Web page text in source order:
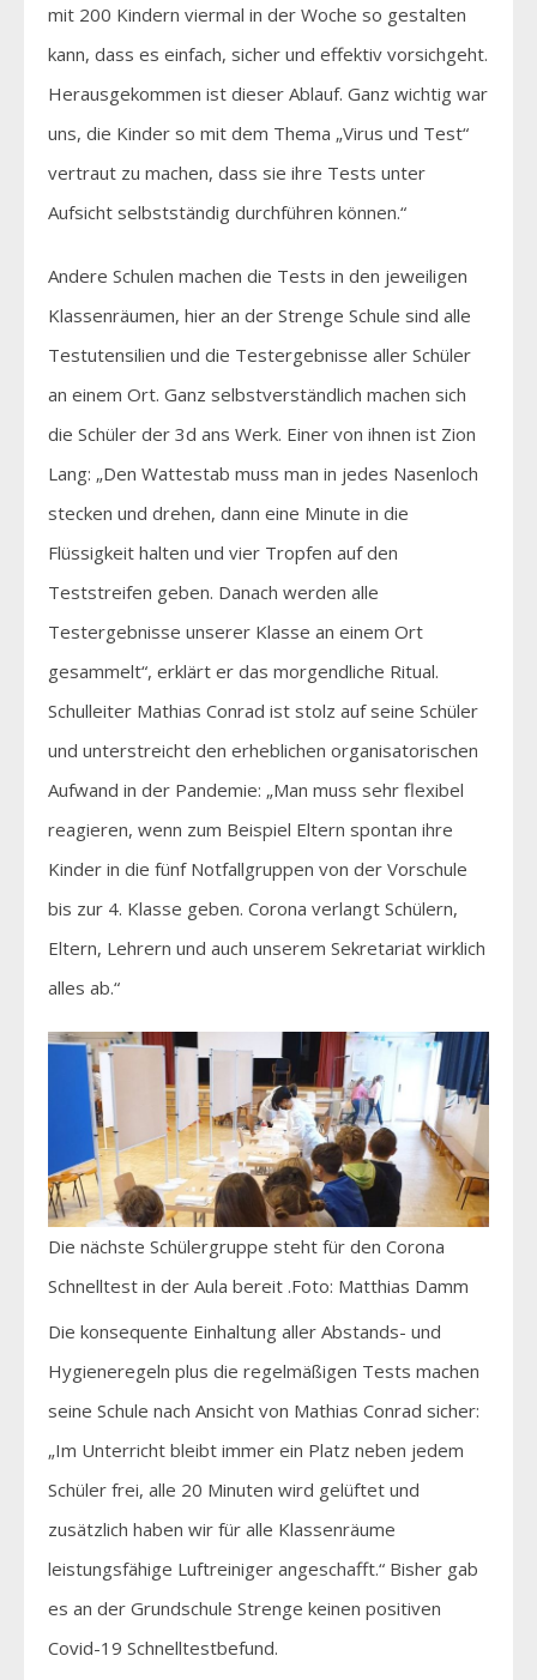
mit 200 Kindern viermal in der Woche so gestalten
kann, dass es einfach, sicher und effektiv vorsichgeht.
Herausgekommen ist dieser Ablauf. Ganz wichtig war
uns, die Kinder so mit dem Thema „Virus und Test“
vertraut zu machen, dass sie ihre Tests unter
Aufsicht selbstständig durchführen können.“
Andere Schulen machen die Tests in den jeweiligen
Klassenräumen, hier an der Strenge Schule sind alle
Testutensilien und die Testergebnisse aller Schüler
an einem Ort. Ganz selbstverständlich machen sich
die Schüler der 3d ans Werk. Einer von ihnen ist Zion
Lang: „Den Wattestab muss man in jedes Nasenloch
stecken und drehen, dann eine Minute in die
Flüssigkeit halten und vier Tropfen auf den
Teststreifen geben. Danach werden alle
Testergebnisse unserer Klasse an einem Ort
gesammelt“, erklärt er das morgendliche Ritual.
Schulleiter Mathias Conrad ist stolz auf seine Schüler
und unterstreicht den erheblichen organisatorischen
Aufwand in der Pandemie: „Man muss sehr flexibel
reagieren, wenn zum Beispiel Eltern spontan ihre
Kinder in die fünf Notfallgruppen von der Vorschule
bis zur 4. Klasse geben. Corona verlangt Schülern,
Eltern, Lehrern und auch unserem Sekretariat wirklich
alles ab.“
Die nächste Schülergruppe steht für den Corona
Schnelltest in der Aula bereit .Foto: Matthias Damm
Die konsequente Einhaltung aller Abstands- und
Hygieneregeln plus die regelmäßigen Tests machen
seine Schule nach Ansicht von Mathias Conrad sicher:
„Im Unterricht bleibt immer ein Platz neben jedem
Schüler frei, alle 20 Minuten wird gelüftet und
zusätzlich haben wir für alle Klassenräume
leistungsfähige Luftreiniger angeschafft.“ Bisher gab
es an der Grundschule Strenge keinen positiven
Covid-19 Schnelltestbefund.